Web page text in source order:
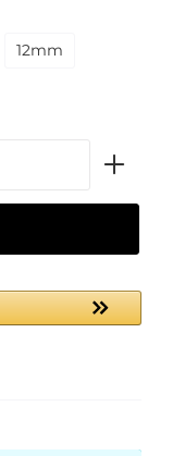
12mm